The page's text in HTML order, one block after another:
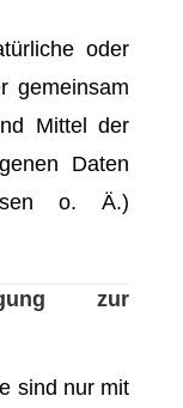
oder
gemeinsam
Mittel der
Daten
o. Ä.)
zur
sind nur mit